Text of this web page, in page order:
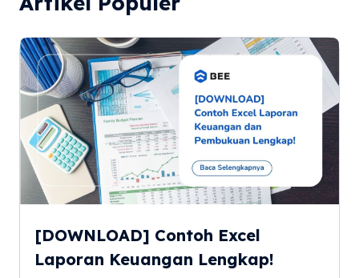
[DOWNLOAD] Contoh Excel
Laporan Keuangan Lengkap!